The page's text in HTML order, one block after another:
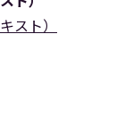
スト）